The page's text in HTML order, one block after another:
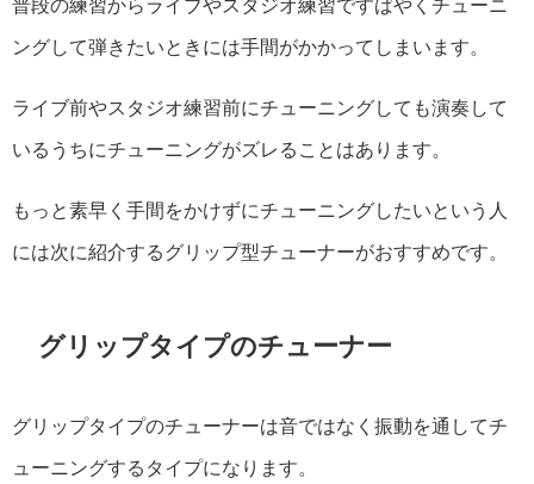
普段の練習からライブやスタジオ練習ですばやくチューニ
ングして弾きたいときには手間がかかってしまいます。
ライブ前やスタジオ練習前にチューニングしても演奏して
いるうちにチューニングがズレることはあります。
もっと素早く手間をかけずにチューニングしたいという人
には次に紹介するグリップ型チューナーがおすすめです。
グリップタイプのチューナー
グリップタイプのチューナーは音ではなく振動を通してチ
ューニングするタイプになります。